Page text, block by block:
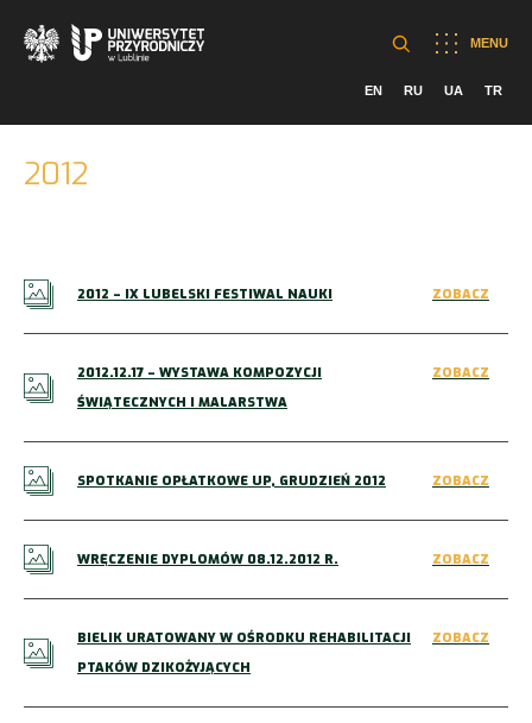
MENU
EN RU UA TR
2012
2012 – IX LUBELSKI FESTIWAL NAUKI ZOBACZ
2012.12.17 – WYSTAWA KOMPOZYCJI
ŚWIĄTECZNYCH I MALARSTWA
ZOBACZ
SPOTKANIE OPŁATKOWE UP, GRUDZIEŃ 2012 ZOBACZ
WRĘCZENIE DYPLOMÓW 08.12.2012 R. ZOBACZ
BIELIK URATOWANY W OŚRODKU REHABILITACJI
PTAKÓW DZIKOŻYJĄCYCH
ZOBACZ